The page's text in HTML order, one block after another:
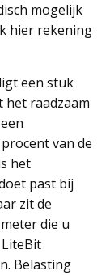
mogelijk
hier rekening
een stuk
raadzaam
van de
het
past bij
zit de
die u
Belasting